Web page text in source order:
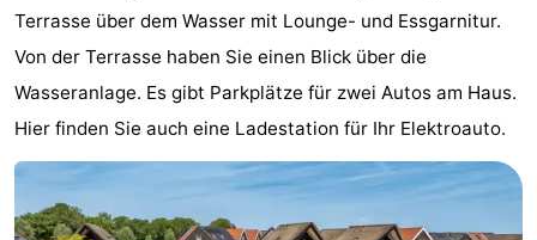
Denkmäler
-
Mühlen
-
Aussichtspunkte
Attraktionen
-
Rundfahrten
-
Terrasse über dem Wasser mit Lounge- und Essgarnitur.
Von der Terrasse haben Sie einen Blick über die
Wasseranlage. Es gibt Parkplätze für zwei Autos am Haus.
Hier finden Sie auch eine Ladestation für Ihr Elektroauto.